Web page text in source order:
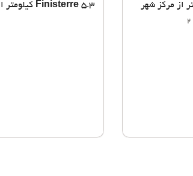
Finisterre 5.3 کیلومتر از مرکز شهر